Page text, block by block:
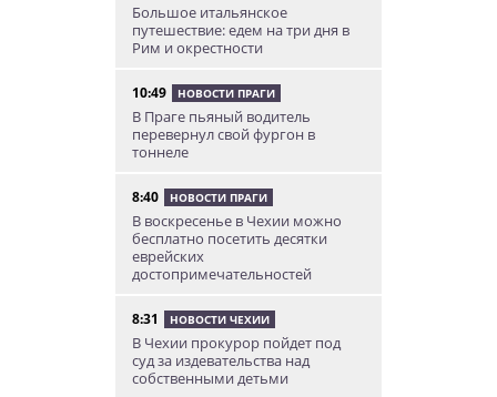
Большое итальянское
путешествие: едем на три дня в
Рим и окрестности
10:49 НОВОСТИ ПРАГИ
В Праге пьяный водитель
перевернул свой фургон в
тоннеле
8:40 НОВОСТИ ПРАГИ
В воскресенье в Чехии можно
бесплатно посетить десятки
еврейских
достопримечательностей
8:31 НОВОСТИ ЧЕХИИ
В Чехии прокурор пойдет под
суд за издевательства над
собственными детьми